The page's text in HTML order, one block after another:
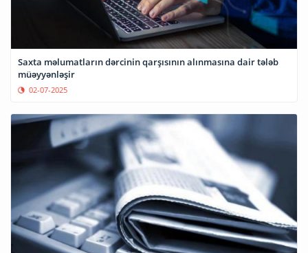
Saxta məlumatların dərcinin qarşısının alınmasına dair tələb
müəyyənləşir
02-07-2025